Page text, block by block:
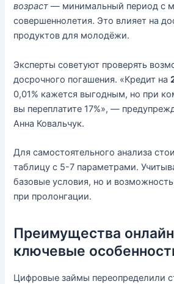
возраст — минимальный период с
совершеннолетия. Это влияет на
продуктов для молодёжи.
Эксперты советуют проверять
досрочного погашения. «Кредит на
0,01% кажется выгодным, но при
вы переплатите 17%», —
Анна Ковальчук.
Для самостоятельного анализа
таблицу с 5-7 параметрами.
базовые условия, но и
при пролонгации.
Преимущества
ключевые
Цифровые займы переопределили